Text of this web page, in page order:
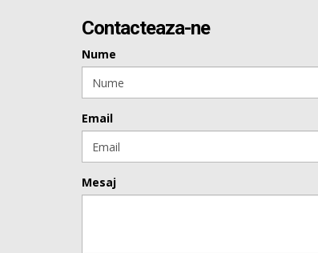
Contacteaza-ne
Nume
Email
Mesaj